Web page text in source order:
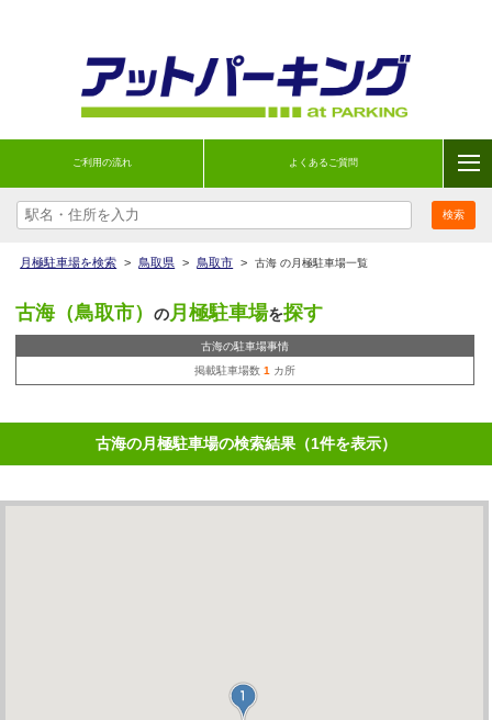
ご利用の流れ よくあるご質問
月極駐車場を検索 > 鳥取県 > 鳥取市 > 古海 の月極駐車場一覧
古海（鳥取市） の月極駐車場を探す
古海の駐車場事情
掲載駐車場数 1 カ所
古海の月極駐車場の検索結果（1件を表示）